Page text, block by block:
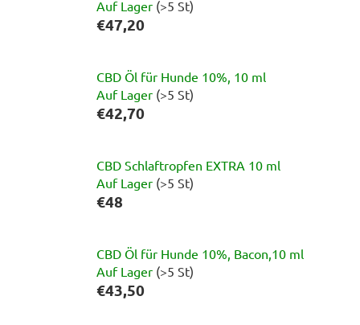
Auf Lager (>5 St)
€47,20
CBD Öl für Hunde 10%, 10 ml
Auf Lager (>5 St)
€42,70
CBD Schlaftropfen EXTRA 10 ml
Auf Lager (>5 St)
€48
CBD Öl für Hunde 10%, Bacon,10 ml
Auf Lager (>5 St)
€43,50